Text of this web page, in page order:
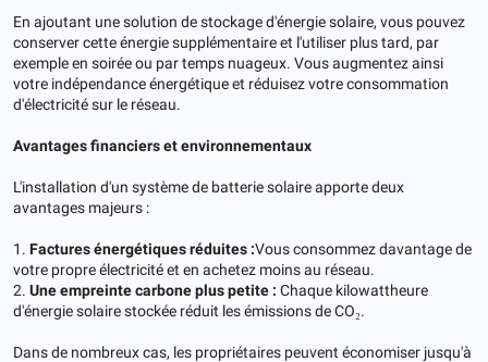
En ajoutant une solution de stockage d'énergie solaire, vous pouvez
conserver cette énergie supplémentaire et l'utiliser plus tard, par
exemple en soirée ou par temps nuageux. Vous augmentez ainsi
votre indépendance énergétique et réduisez votre consommation
d'électricité sur le réseau.
Avantages financiers et environnementaux
L'installation d'un système de batterie solaire apporte deux
avantages majeurs :
1. Factures énergétiques réduites :Vous consommez davantage de
votre propre électricité et en achetez moins au réseau.
2. Une empreinte carbone plus petite : Chaque kilowattheure
d'énergie solaire stockée réduit les émissions de CO₂.
Dans de nombreux cas, les propriétaires peuvent économiser jusqu'à